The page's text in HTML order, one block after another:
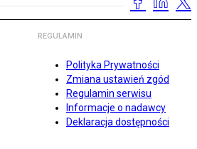
REGULAMIN
Polityka Prywatności
Zmiana ustawień zgód
Regulamin serwisu
Informacje o nadawcy
Deklaracja dostępności